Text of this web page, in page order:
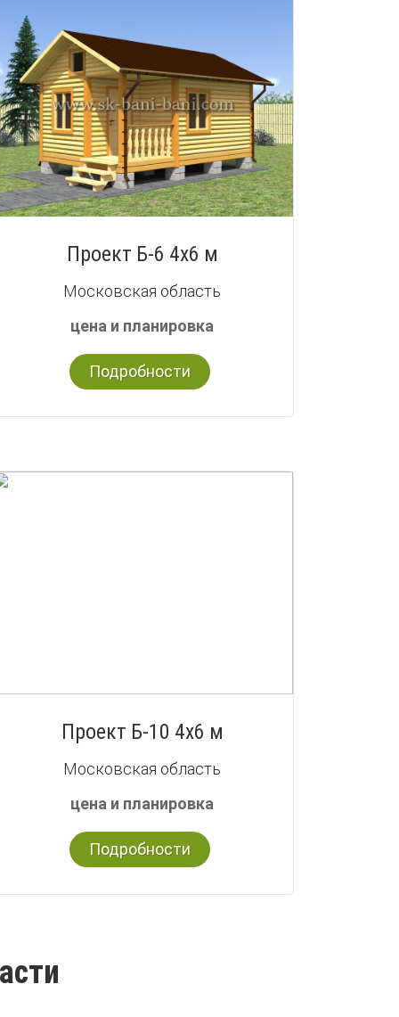
Проект Б-6 4х6 м
Московская область
цена и планировка
Подробности
Проект Б-10 4х6 м
Московская область
цена и планировка
Подробности